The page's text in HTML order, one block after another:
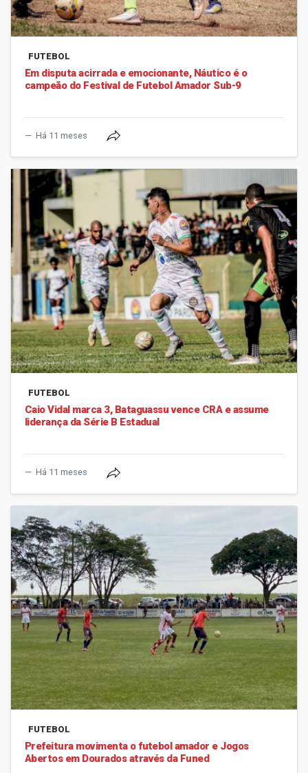
FUTEBOL
Em disputa acirrada e emocionante, Náutico é o
campeão do Festival de Futebol Amador Sub-9
Há 11 meses
FUTEBOL
Caio Vidal marca 3, Bataguassu vence CRA e assume
liderança da Série B Estadual
Há 11 meses
FUTEBOL
Prefeitura movimenta o futebol amador e Jogos
Abertos em Dourados através da Funed